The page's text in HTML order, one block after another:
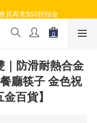
$100元購物金
員再拿$50折扣金
$100元購物金
｜防滑耐熱合金
廳筷子 金色祝
百貨】